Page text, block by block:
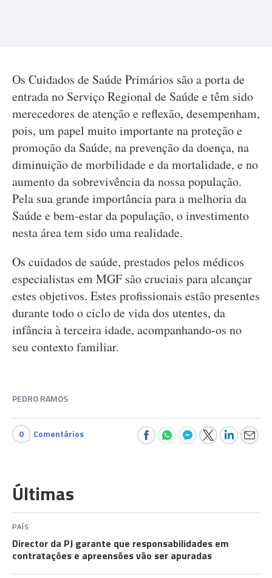
Os Cuidados de Saúde Primários são a porta de
entrada no Serviço Regional de Saúde e têm sido
merecedores de atenção e reflexão, desempenham,
pois, um papel muito importante na proteção e
promoção da Saúde, na prevenção da doença, na
diminuição de morbilidade e da mortalidade, e no
aumento da sobrevivência da nossa população.
Pela sua grande importância para a melhoria da
Saúde e bem-estar da população, o investimento
nesta área tem sido uma realidade.
Os cuidados de saúde, prestados pelos médicos
especialistas em MGF são cruciais para alcançar
estes objetivos. Estes profissionais estão presentes
durante todo o ciclo de vida dos utentes, da
infância à terceira idade, acompanhando-os no
seu contexto familiar.
PEDRO RAMOS
0 Comentários
Últimas
PAÍS
Director da PJ garante que responsabilidades em
contratações e apreensões vão ser apuradas